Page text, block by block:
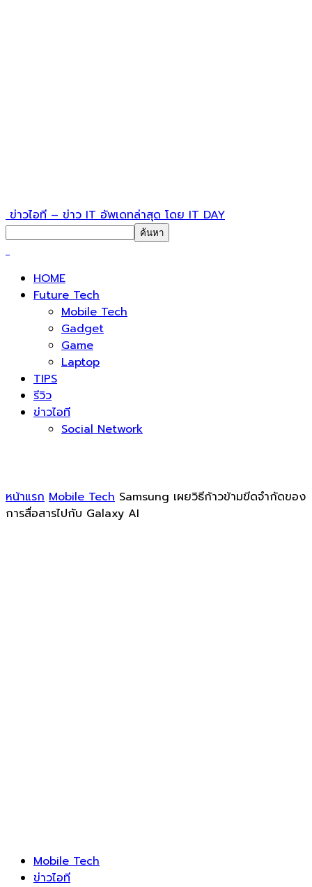
ข่าวไอที – ข่าว IT อัพเดทล่าสุด โดย IT DAY
HOME
Future Tech
Mobile Tech
Gadget
Game
Laptop
TIPS
รีวิว
ข่าวไอที
Social Network
หน้าแรก Mobile Tech Samsung เผยวิธีก้าวข้ามขีดจำกัดของ
การสื่อสารไปกับ Galaxy AI
Mobile Tech
ข่าวไอที